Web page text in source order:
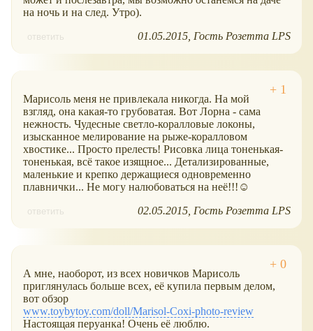
на ночь и на след. Утро).
ответить 01.05.2015 Гость Розетта LPS
Марисоль меня не привлекала никогда. На мой
взгляд, она какая-то грубоватая. Вот Лорна - сама
нежность. Чудесные светло-коралловые локоны,
изысканное мелирование на рыже-коралловом
хвостике... Просто прелесть! Рисовка лица тоненькая-
тоненькая, всё такое изящное... Детализированные,
маленькие и крепко держащиеся одновременно
плавнички... Не могу налюбоваться на неё!!!☺
ответить 02.05.2015 Гость Розетта LPS
А мне, наоборот, из всех новичков Марисоль
приглянулась больше всех, её купила первым делом,
вот обзор
www.toybytoy.com/doll/Marisol-Coxi-photo-review
Настоящая перуанка! Очень её люблю.